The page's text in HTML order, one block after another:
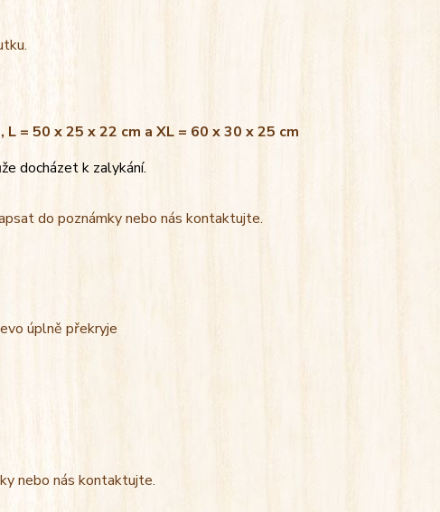
= 50 x 25 x 22 cm a XL = 60 x 30 x 25 cm
docházet k zalykání.
do poznámky nebo nás kontaktujte.
úplně překryje
nebo nás kontaktujte.